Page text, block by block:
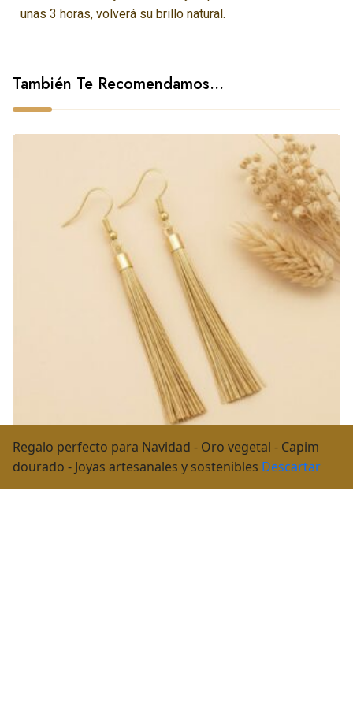
Regalo perfecto para Navidad - Oro vegetal - Capim
dourado - Joyas artesanales y sostenibles Descartar
unas 3 horas, volverá su brillo natural.
También Te Recomendamos…
Pendientes oro vegetal – LAS VEGAS – Biojoya Capim